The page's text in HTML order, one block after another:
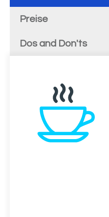
Preise
Dos and Don'ts